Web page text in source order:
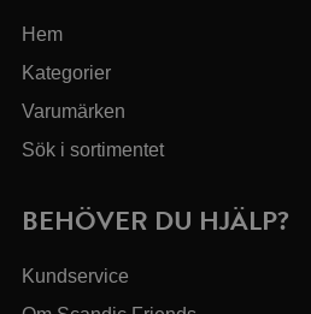
Hem
Kategorier
Varumärken
Sök i sortimentet
BEHÖVER DU HJÄLP?
Kundservice